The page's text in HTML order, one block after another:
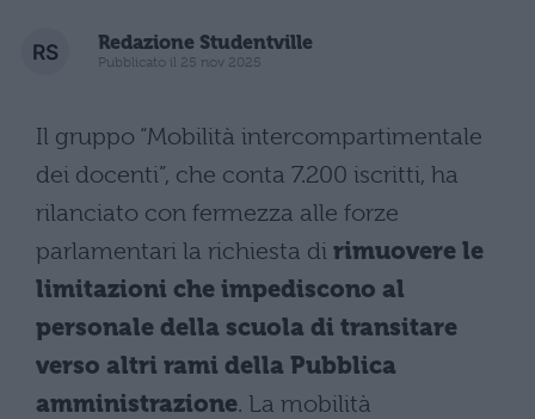
Redazione Studentville
Pubblicato il 25 nov 2025
Il gruppo “Mobilità intercompartimentale
dei docenti”, che conta 7.200 iscritti, ha
rilanciato con fermezza alle forze
parlamentari la richiesta di rimuovere le
limitazioni che impediscono al
personale della scuola di transitare
verso altri rami della Pubblica
amministrazione. La mobilità